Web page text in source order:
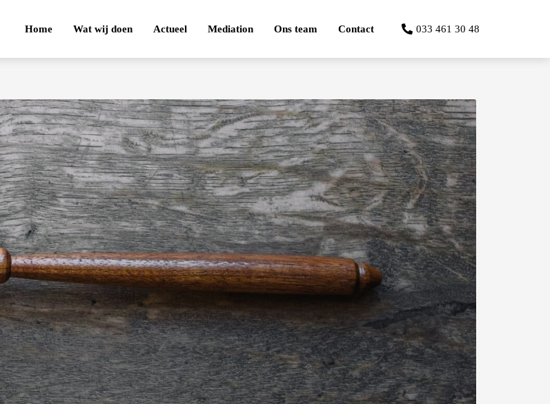
Home Wat wij doen Actueel Mediation Ons team Contact 033 461 30 48